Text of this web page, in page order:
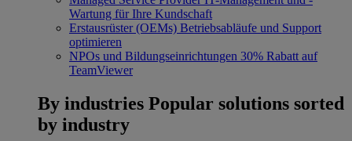
Wartung für Ihre Kundschaft
Erstausrüster (OEMs) Betriebsabläufe und Support
optimieren
NPOs und Bildungseinrichtungen 30% Rabatt auf
TeamViewer
By industries Popular solutions sorted
by industry